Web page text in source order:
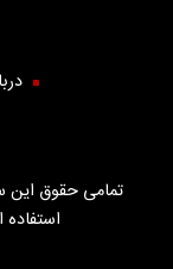
تمامی حقوق این